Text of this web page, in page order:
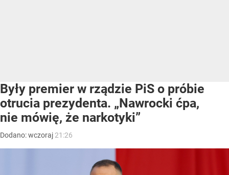
Były premier w rządzie PiS o próbie
otrucia prezydenta. „Nawrocki ćpa,
nie mówię, że narkotyki”
Dodano:wczoraj 21:26